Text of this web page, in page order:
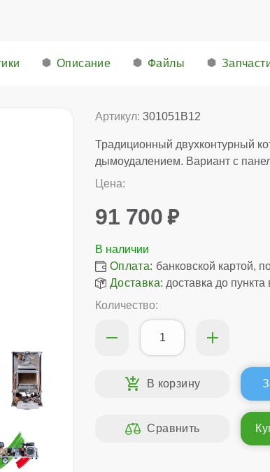
Описание Файлы
Артикул: 301051B12
Традиционный двухконтурный
дымоудалением. Вариант с
Цена:
91 700
Оплата: банковской картой,
Доставка: доставка до
Количество: